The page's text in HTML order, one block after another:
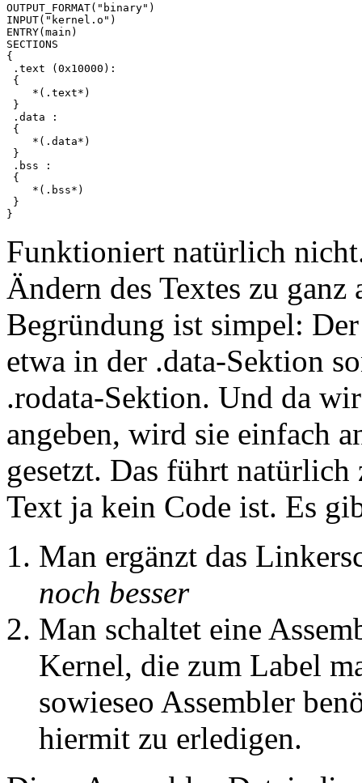
OUTPUT_FORMAT("binary")
INPUT("kernel.o")
ENTRY(main)
SECTIONS
{
.text (0x10000):
{
    *(.text*)
}
.data :
{
    *(.data*)
}
.bss :
{
    *(.bss*)
}
Funktioniert natürlich
Ändern des Textes zu
Begründung ist simpel:
etwa in der .data-Sektion
.rodata-Sektion. Und da
angeben, wird sie einfach
gesetzt. Das führt
Text ja kein Code ist. Es
Man ergänzt das
noch besser
Man schaltet eine
Kernel, die zum Label
sowieseo Assembler
hiermit zu erledigen.